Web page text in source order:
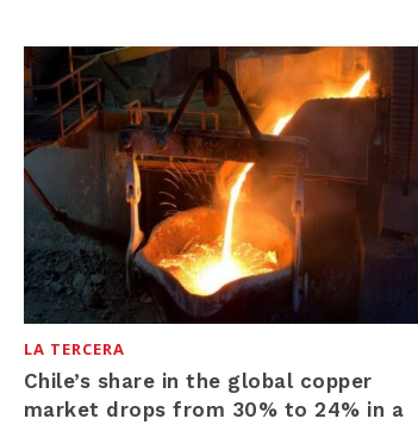
LA TERCERA
Chile’s share in the global copper
market drops from 30% to 24% in a